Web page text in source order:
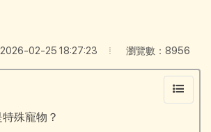
02-25 18:27:23 瀏覽數：8956
殊寵物？